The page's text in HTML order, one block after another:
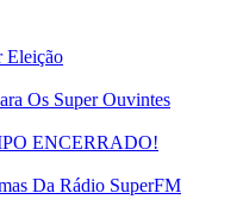
Eleição
Os Super Ouvintes
ENCERRADO!
Da Rádio SuperFM